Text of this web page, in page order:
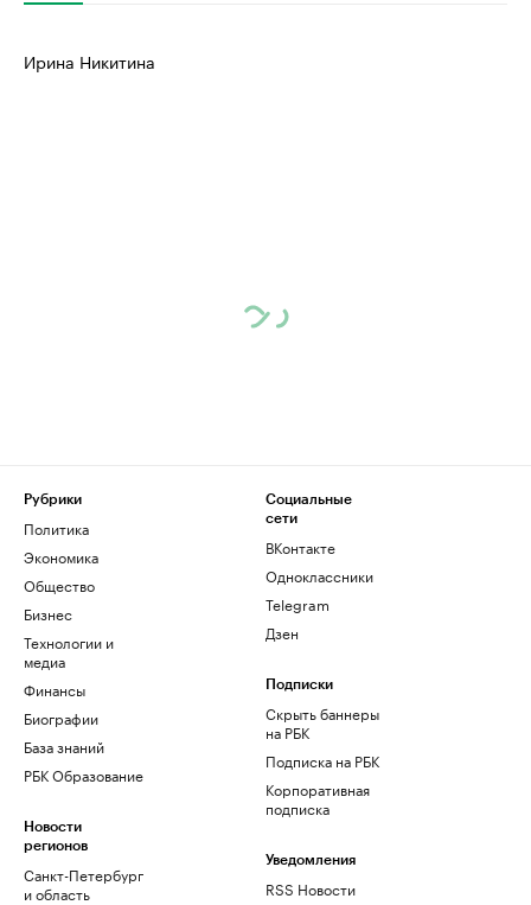
Ирина Никитина
Рубрики
Политика
Экономика
Общество
Бизнес
Технологии и
медиа
Финансы
Биографии
База знаний
РБК Образование
Новости
регионов
Санкт-Петербург
и область
Социальные
сети
ВКонтакте
Одноклассники
Telegram
Дзен
Подписки
Скрыть баннеры
на РБК
Подписка на РБК
Корпоративная
подписка
Уведомления
RSS Новости